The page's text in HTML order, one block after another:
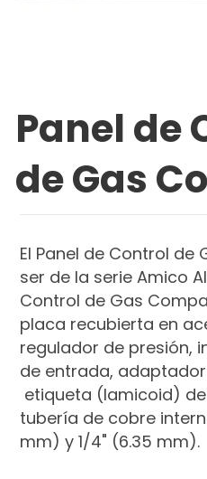
Panel de
de Gas
El Panel de Control
ser de la serie Amico
Control de Gas
placa recubierta en
regulador de presión,
de entrada, adaptador
etiqueta (lamicoid)
tubería de cobre
mm) y 1/4" (6.35 mm).